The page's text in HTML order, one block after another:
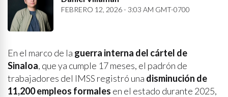
FEBRERO 12, 2026 - 3:03 AM GMT-0700
En el marco de la guerra interna del cártel de
Sinaloa, que ya cumple 17 meses, el padrón de
trabajadores del IMSS registró una disminución de
11,200 empleos formales en el estado durante 2025,